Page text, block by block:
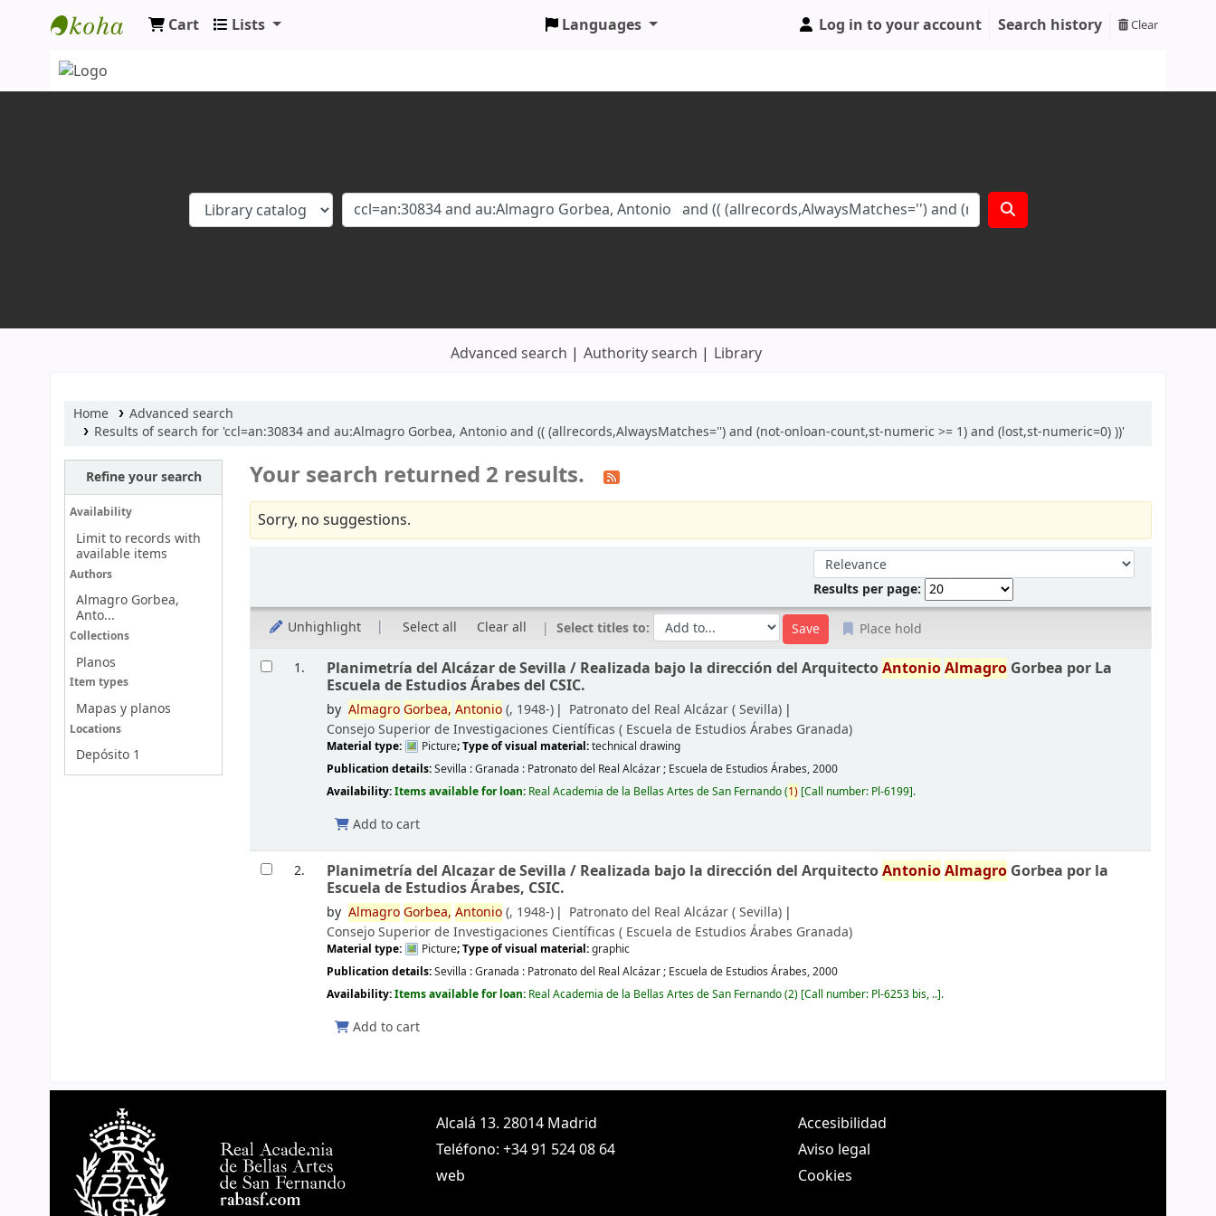
Koha online
Cart Lists Languages Log in to your account Search history Clear
Advanced search Authority search Library
Home
Advanced search
Results of search for 'ccl=an:30834 and au:Almagro Gorbea, Antonio and (( (allrecords,AlwaysMatches='') and (not-onloan-count,st-numeric >= 1) and (lost,st-numeric=0) ))'
Refine your search
Availability
Limit to records with
available items
Authors
Almagro Gorbea,
Anto...
Collections
Planos
Item types
Mapas y planos
Locations
Depósito 1
Your search returned 2 results.
Sorry, no suggestions.
Sort by:
Results per page:
Unhighlight Select all Clear all Select titles to: Place hold
Results
1. Planimetría del Alcázar de Sevilla / Realizada bajo la dirección del ArquitectoAntonioAlmagro Gorbea por La
Escuela de Estudios Árabes del CSIC.
by Almagro Gorbea, Antonio(, 1948-) Patronato del Real Alcázar (Sevilla)
Consejo Superior de Investigaciones Científicas ( Escuela de Estudios Árabes Granada)
Material type: Picture; Type of visual material:technical drawing
Publication details:Sevilla : Granada : Patronato del Real Alcázar ; Escuela de Estudios Árabes,2000
Availability:Items available for loan: Real Academia de la Bellas Artes de San Fernando(1) Call number: Pl-6199 .
Add to cart
2. Planimetría del Alcazar de Sevilla / Realizada bajo la dirección del ArquitectoAntonioAlmagro Gorbea por la
Escuela de Estudios Árabes, CSIC.
by Almagro Gorbea, Antonio(, 1948-) Patronato del Real Alcázar (Sevilla)
Consejo Superior de Investigaciones Científicas ( Escuela de Estudios Árabes Granada)
Material type: Picture; Type of visual material:graphic
Publication details:Sevilla : Granada : Patronato del Real Alcázar ; Escuela de Estudios Árabes,2000
Availability:Items available for loan: Real Academia de la Bellas Artes de San Fernando(2) Call number: Pl-6253 bis, .. .
Add to cart
Alcalá 13. 28014 Madrid
Teléfono: +34 91 524 08 64
web
Accesibilidad
Aviso legal
Cookies